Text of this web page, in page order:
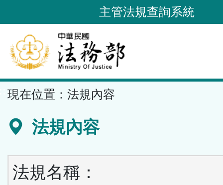
到
要
內
容
區
主管法規查詢系統
現在位置： 法規內容
法規內容
法規名稱：